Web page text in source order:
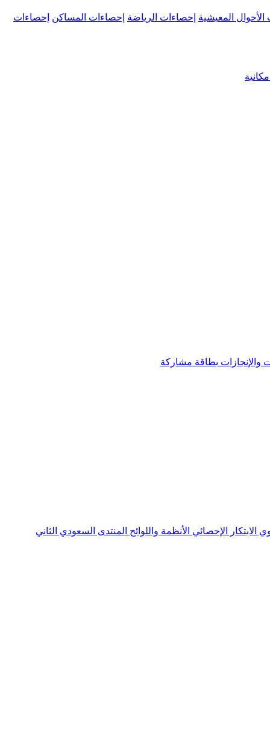
الأحوال المعيشية إحصاءات الرياضة إحصاءات المساكن إحصاءات
والإنجازات بطاقة مشاركة
الابتكار الإحصائي الأنظمة واللوائح المنتدى السعودي الثاني